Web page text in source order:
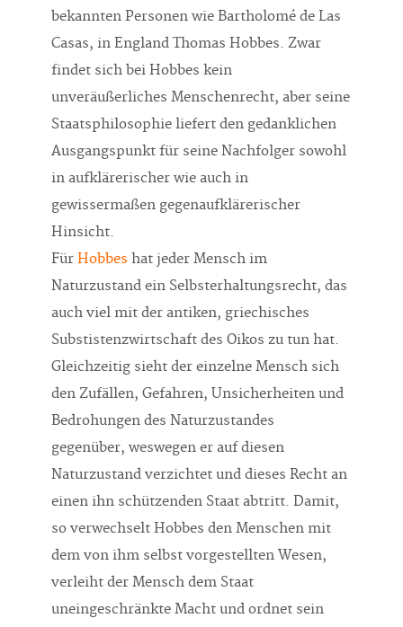
bekannten Personen wie Bartholomé de Las
Casas, in England Thomas Hobbes. Zwar
findet sich bei Hobbes kein
unveräußerliches Menschenrecht, aber seine
Staatsphilosophie liefert den gedanklichen
Ausgangspunkt für seine Nachfolger sowohl
in aufklärerischer wie auch in
gewissermaßen gegenaufklärerischer
Hinsicht.
FürHobbes hat jeder Mensch im
Naturzustand ein Selbsterhaltungsrecht, das
auch viel mit der antiken, griechisches
Substistenzwirtschaft des Oikos zu tun hat.
Gleichzeitig sieht der einzelne Mensch sich
den Zufällen, Gefahren, Unsicherheiten und
Bedrohungen des Naturzustandes
gegenüber, weswegen er auf diesen
Naturzustand verzichtet und dieses Recht an
einen ihn schützenden Staat abtritt. Damit,
so verwechselt Hobbes den Menschen mit
dem von ihm selbst vorgestellten Wesen,
verleiht der Mensch dem Staat
uneingeschränkte Macht und ordnet sein